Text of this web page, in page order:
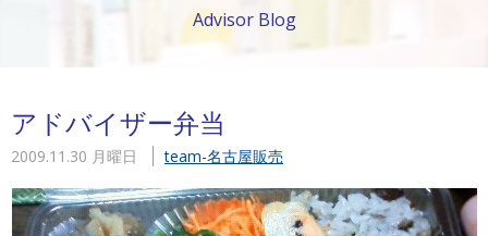
Advisor Blog
アドバイザー弁当
2009.11.30 月曜日 team-名古屋販売